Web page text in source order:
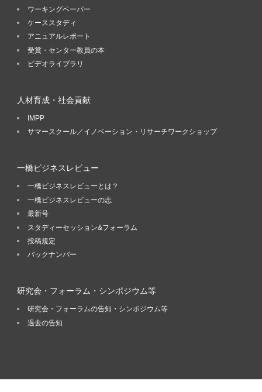
ワーキングペーパー
ケーススタディ
アニュアルレポート
受賞・センター教員の本
ビデオライブラリ
人材育成・社会貢献
IMPP
サマースクール／イノベーション・リサーチワークショップ
一橋ビジネスレビュー
一橋ビジネスレビューとは？
一橋ビジネスレビューの志
最新号
スタディーセッション&フォーラム
投稿規定
バックナンバー
研究会・フォーラム・シンポジウム等
研究会・フォーラムの告知・シンポジウム等
過去の告知